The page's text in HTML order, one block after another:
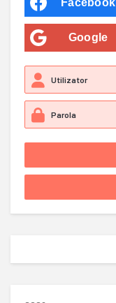
Facebook
Google